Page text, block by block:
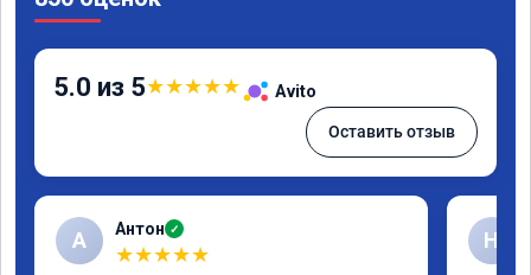
5.0 из 5★★★★★ Avito
Оставить отзыв
А Антон ✓
★★★★★
Н